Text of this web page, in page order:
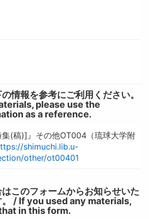
情報を参考にご利用ください。
please use the
as a reference.
(稿)]』その他OT004（琉球大学附
shimuchi.lib.u-
other/ot00401
このフォームからお知らせいた
。 / If you used any materials,
in this form.